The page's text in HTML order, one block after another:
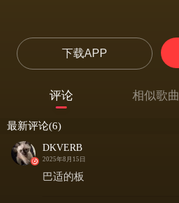
下载APP
评论 相似歌曲
最新评论(6)
DKVERB
2025年8月15日
巴适的板